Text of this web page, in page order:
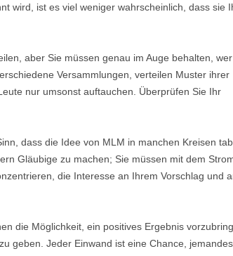
wird, ist es viel weniger wahrscheinlich, dass sie
aber Sie müssen genau im Auge behalten,
Versammlungen, verteilen Muster ihrer
nur umsonst auftauchen. Überprüfen Sie Ihr
dass die Idee von MLM in manchen Kreisen
Gläubige zu machen; Sie müssen mit dem
die Interesse an Ihrem Vorschlag und
die Möglichkeit, ein positives Ergebnis
geben. Jeder Einwand ist eine Chance, jemandes